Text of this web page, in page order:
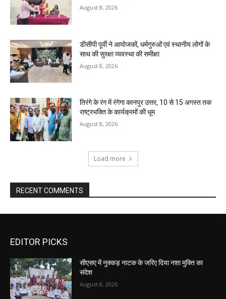
August 8, 2026
डीसीपी पूर्वी ने आयोजकों, धर्मगुरुओं एवं स्थानीय लोगों के
साथ की सुरक्षा व्यवस्था की समीक्षा
August 8, 2026
तिरंगे के रंग में रंगेगा कानपुर उत्तर, 10 से 15 अगस्त तक
राष्ट्रभक्ति के कार्यक्रमों की धूम
August 8, 2026
Load more
RECENT COMMENTS
EDITOR PICKS
सीएसए में नुक्कड़ नाटक के जरिए दिया नशा मुक्ति का
संदेश
August 8, 2026